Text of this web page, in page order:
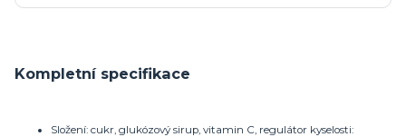
Kompletní specifikace
Složení: cukr, glukózový sirup, vitamin C, regulátor kyselosti: